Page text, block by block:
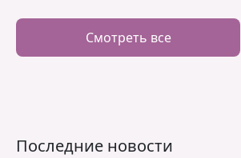
Смотреть все
Последние новости